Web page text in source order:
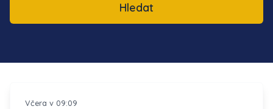
Hledat
Včera v 09:09